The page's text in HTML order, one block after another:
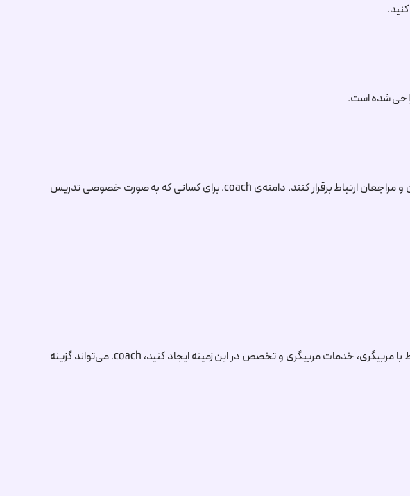
ارتباط برقرار کنند. دامنه‌ی .coachبرای کسانی که به صورت خصوصی تدریس
مربیگری، خدمات مربیگری و تخصص در این زمینه ایجاد کنید، .coachمی‌تواند گزینه